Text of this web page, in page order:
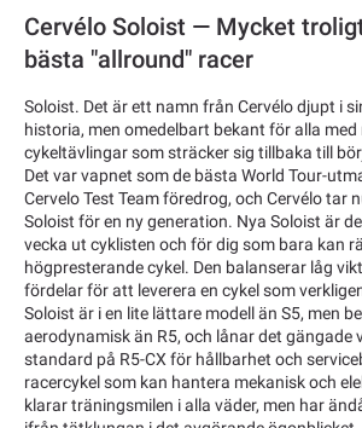
Cervélo Soloist — Mycket
bästa "allround" racer
Soloist. Det är ett namn från Cervélo djupt i
historia, men omedelbart bekant för alla med
cykeltävlingar som sträcker sig tillbaka till
Det var vapnet som de bästa World Tour-
Cervelo Test Team föredrog, och Cervélo tar
Soloist för en ny generation. Nya Soloist är
vecka ut cyklisten och för dig som bara kan
högpresterande cykel. Den balanserar låg
fördelar för att leverera en cykel som
Soloist är i en lite lättare modell än S5, men
aerodynamisk än R5, och lånar det gängade
standard på R5-CX för hållbarhet och
racercykel som kan hantera mekanisk och
klarar träningsmilen i alla väder, men har